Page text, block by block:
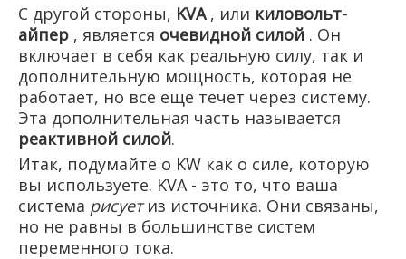
С другой стороны, KVA , или киловольт-
айпер , является очевидной силой . Он
включает в себя как реальную силу, так и
дополнительную мощность, которая не
работает, но все еще течет через систему.
Эта дополнительная часть называется
реактивной силой.
Итак, подумайте о KW как о силе, которую
вы используете. KVA - это то, что ваша
система рисуетиз источника. Они связаны,
но не равны в большинстве систем
переменного тока.